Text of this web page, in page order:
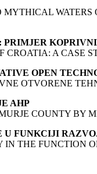
CROATIA: A CASE
OPEN
OTVORENE
AHP
COUNTY BY
U FUNKCIJI
THE FUNCTION